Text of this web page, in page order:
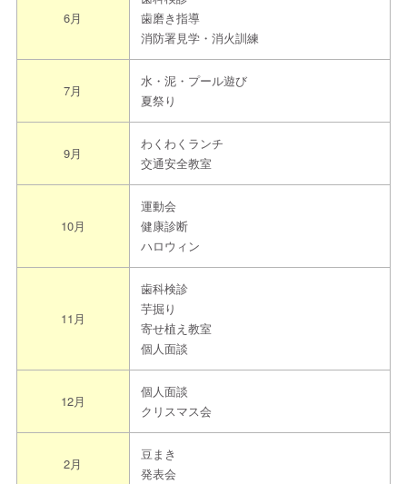
②日程調整し見学日を決定をします
↓
③約束のお時間に園へお越しください
6月
歯磨き指導
消防署見学・消火訓練
7月
水・泥・プール遊び
夏祭り
9月
わくわくランチ
交通安全教室
10月
運動会
健康診断
ハロウィン
11月
歯科検診
芋掘り
寄せ植え教室
個人面談
12月
個人面談
クリスマス会
2月
豆まき
発表会